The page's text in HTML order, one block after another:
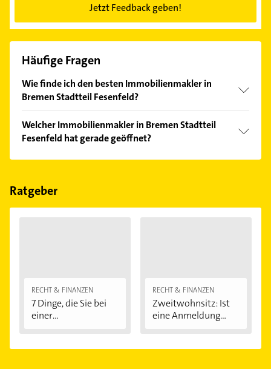
Jetzt Feedback geben!
Häufige Fragen
Wie finde ich den besten Immobilienmakler in
Bremen Stadtteil Fesenfeld?
Kundenmeinungen und profitieren Sie von den
Empfehlungen. Die Suchergebnisse können Sie sich
einfach nachBewertungensortiert anzeigen lassen.
Welcher Immobilienmakler in Bremen Stadtteil
Fesenfeld hat gerade geöffnet?
Im Anbieter-Bereich finden Sie alleÖffnungszeiten.
Feiertagen abweichen können.
Ratgeber
RECHT & FINANZEN
7 Dinge, die Sie bei
einer
RECHT & FINANZEN
Zweitwohnsitz: Ist
eine Anmeldung...